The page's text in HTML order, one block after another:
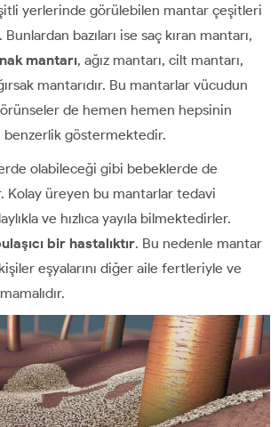
yerlerinde görülebilen mantar çeşitleri
bazıları ise saç kıran mantarı,
mantarı, ağız mantarı, cilt mantarı,
mantarıdır. Bu mantarlar vücudun
de hemen hemen hepsinin
göstermektedir.
olabileceği gibi bebeklerde de
Kolay üreyen bu mantarlar tedavi
ve hızlıca yayıla bilmektedirler.
bir hastalıktır. Bu nedenle mantar
eşyalarını diğer aile fertleriyle ve